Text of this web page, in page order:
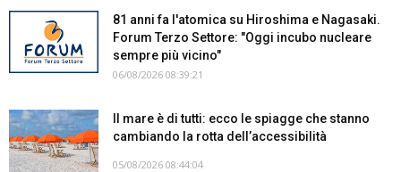
81 anni fa l'atomica su Hiroshima e Nagasaki.
Forum Terzo Settore: "Oggi incubo nucleare
sempre più vicino"
06/08/2026 08:39:21
Il mare è di tutti: ecco le spiagge che stanno
cambiando la rotta dell’accessibilità
05/08/2026 08:44:04